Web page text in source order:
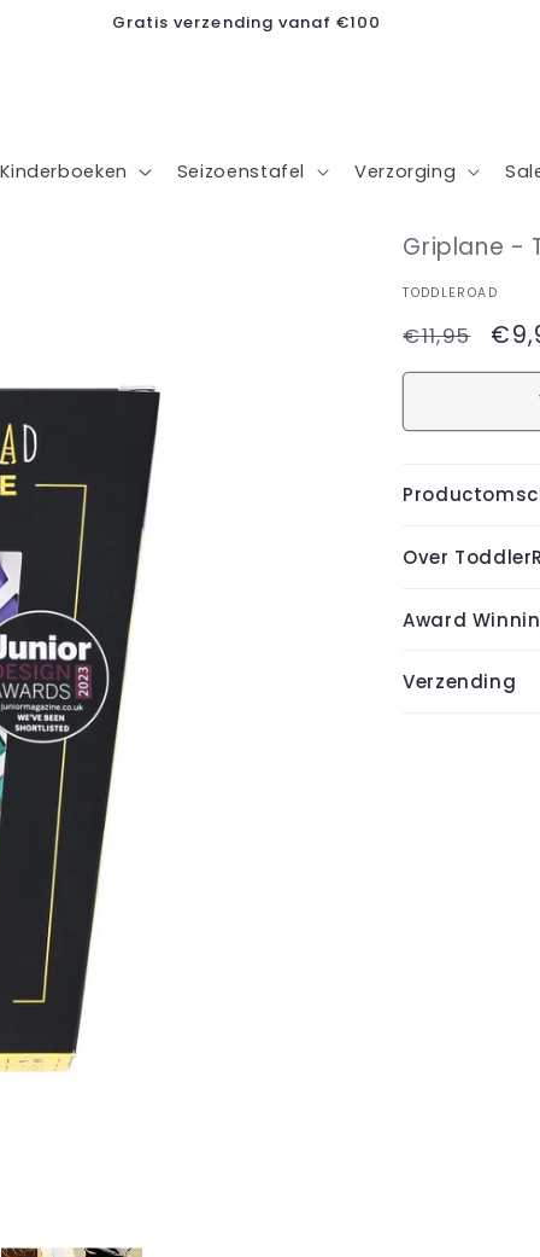
Gratis verzending vanaf €100
Kinderboeken Seizoenstafel Verzorging
Griplane -
TODDLEROAD
Normale
prijs
€11,95
Over
Award
Verzending